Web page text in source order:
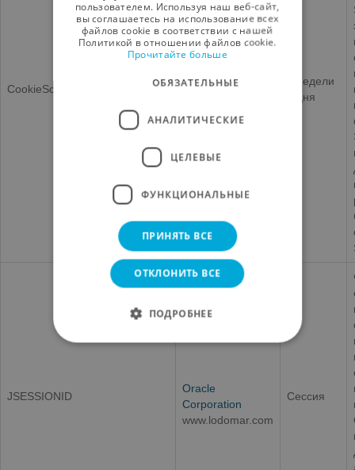
CookieScriptConsent
CookieScript
4 недели
2 дня
JSESSIONID
Oracle
Corporation
www.lodomar.com
Сессия
RUSSIAN
пользователем. Используя наш веб-сайт,
вы соглашаетесь на использование всех
файлов cookie в соответствии с нашей
Политикой в ​​отношении файлов cookie.
Прочитайте больше
ОБЯЗАТЕЛЬНЫЕ
АНАЛИТИЧЕСКИЕ
ЦЕЛЕВЫЕ
ФУНКЦИОНАЛЬНЫЕ
ПРИНЯТЬ ВСЕ
ОТКЛОНИТЬ ВСЕ
ПОДРОБНЕЕ